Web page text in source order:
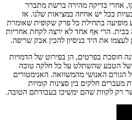
אחרי בדיקה מהירה ברשת מתברר
בכל יש אחיזה במציאות שלנו. אז
מופיעה בתחילת כל פרק שקופית שאומרת
הרי אף אחד לא ירצה לקחת אחריות
את היד בניסיון להכין אבק שריפה.
חוסכת בפרטים, הן בפירוט של הדמויות
של הטבע שהשתלט על כל חלקה טובה
הגורם האנושי מהמשוואה. האנימטורים
מעברים חלקים בין סצינות קומיות
רק לקוות שהם ימשיכו בעבודתם הטובה.